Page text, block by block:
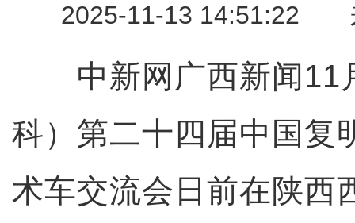
2025-11-13 14:51:22
中新网广西新闻11
科）第二十四届中国复
术车交流会日前在陕西